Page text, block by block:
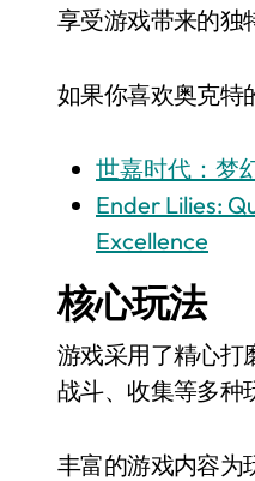
享受游戏带来的独
如果你喜欢奥克特
世嘉时代：梦
Ender Lilies:
Excellence
核心玩法
游戏采用了精心打
战斗、收集等多种
丰富的游戏内容为